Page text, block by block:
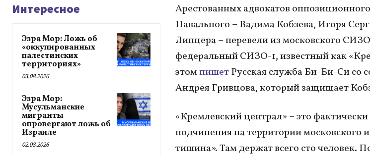
Интересное
Эзра Мор: Ложь об
«оккупированных
палестинских
территориях»
03.08.2026
Эзра Мор:
Мусульманские
мигранты
опровергают ложь об
Израиле
02.08.2026
Арестованных адвокатов
Навального – Вадима Кобзева, Игоря
Липцера – перевели из московского
федеральный СИЗО-1, известный как
этомпишетРусская служба Би-Би-Си со
Андрея Гривцова, который защищает
«Кремлевский централ» – это
подчинения на территории московского
тишина». Там держат всего сто человек.